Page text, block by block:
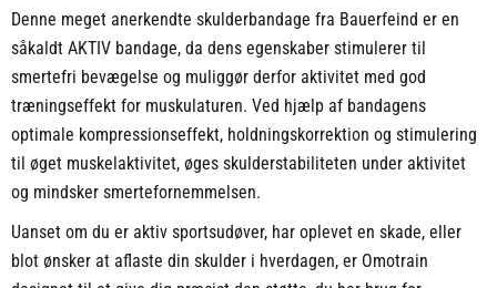
Denne meget anerkendte skulderbandage fra Bauerfeind er en
såkaldt AKTIV bandage, da dens egenskaber stimulerer til
smertefri bevægelse og muliggør derfor aktivitet med god
træningseffekt for muskulaturen. Ved hjælp af bandagens
optimale kompressionseffekt, holdningskorrektion og stimulering
til øget muskelaktivitet, øges skulderstabiliteten under aktivitet
og mindsker smertefornemmelsen.
Uanset om du er aktiv sportsudøver, har oplevet en skade, eller
blot ønsker at aflaste din skulder i hverdagen, er Omotrain